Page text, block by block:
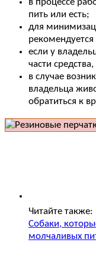
в процессе
пить или есть;
для
если у
части
в случае
владельца
обратиться к
Читайте также:
Собаки,
молчаливых